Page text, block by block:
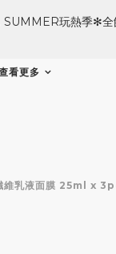
SUMMER玩熱季✻全
看更多
維乳液面膜 25ml x